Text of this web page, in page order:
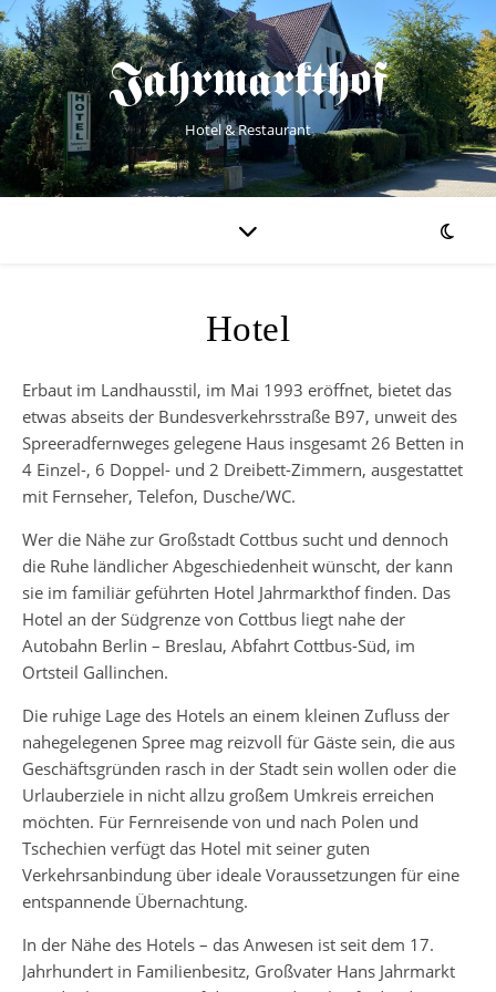
Jahrmarkthof
Hotel & Restaurant
Hotel
Erbaut im Landhausstil, im Mai 1993 eröffnet, bietet das
etwas abseits der Bundesverkehrsstraße B97, unweit des
Spreeradfernweges gelegene Haus insgesamt 26 Betten in
4 Einzel-, 6 Doppel- und 2 Dreibett-Zimmern, ausgestattet
mit Fernseher, Telefon, Dusche/WC.
Wer die Nähe zur Großstadt Cottbus sucht und dennoch
die Ruhe ländlicher Abgeschiedenheit wünscht, der kann
sie im familiär geführten Hotel Jahrmarkthof finden. Das
Hotel an der Südgrenze von Cottbus liegt nahe der
Autobahn Berlin – Breslau, Abfahrt Cottbus-Süd, im
Ortsteil Gallinchen.
Die ruhige Lage des Hotels an einem kleinen Zufluss der
nahegelegenen Spree mag reizvoll für Gäste sein, die aus
Geschäftsgründen rasch in der Stadt sein wollen oder die
Urlauberziele in nicht allzu großem Umkreis erreichen
möchten. Für Fernreisende von und nach Polen und
Tschechien verfügt das Hotel mit seiner guten
Verkehrsanbindung über ideale Voraussetzungen für eine
entspannende Übernachtung.
In der Nähe des Hotels – das Anwesen ist seit dem 17.
Jahrhundert in Familienbesitz, Großvater Hans Jahrmarkt